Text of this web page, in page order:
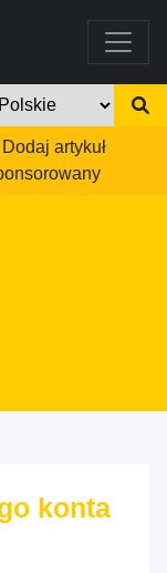
Dodaj artykuł
konta